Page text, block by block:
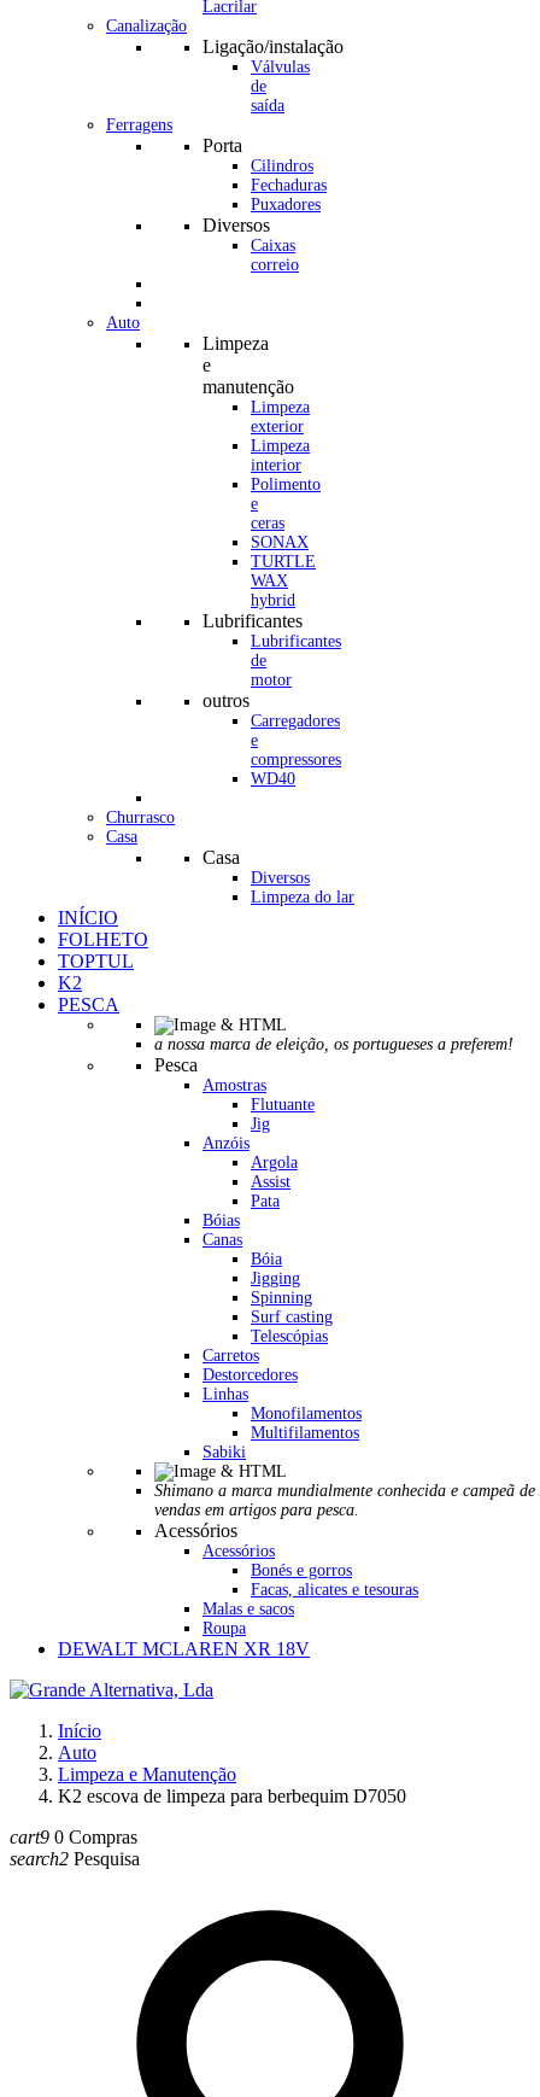
Canalização
Ligação/instalação
Válvulas
de
saída
Ferragens
Porta
Cilindros
Fechaduras
Puxadores
Diversos
Caixas
correio
Auto
Limpeza
e
manutenção
Limpeza
exterior
Limpeza
interior
Polimento
e
ceras
SONAX
TURTLE
WAX
hybrid
Lubrificantes
Lubrificantes
de
motor
outros
Carregadores
e
compressores
WD40
Churrasco
Casa
Casa
Diversos
Limpeza do lar
INÍCIO
FOLHETO
TOPTUL
K2
PESCA
a nossa marca de eleição, os portugueses a preferem!
Pesca
Amostras
Flutuante
Jig
Anzóis
Argola
Assist
Pata
Bóias
Canas
Bóia
Jigging
Spinning
Surf casting
Telescópias
Carretos
Destorcedores
Linhas
Monofilamentos
Multifilamentos
Sabiki
Shimano a marca mundialmente conhecida e campeã de
vendas em artigos para pesca.
Acessórios
Acessórios
Bonés e gorros
Facas, alicates e tesouras
Malas e sacos
Roupa
DEWALT MCLAREN XR 18V
Início
Auto
Limpeza e Manutenção
K2 escova de limpeza para berbequim D7050
cart9 0 Compras
search2 Pesquisa